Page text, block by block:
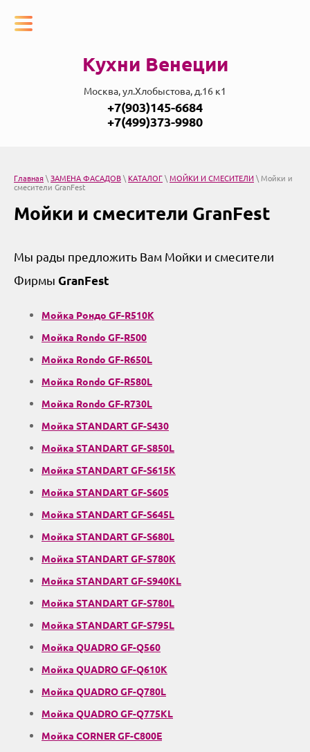
Кухни Венеции
Москва, ул.Хлобыстова, д.16 к1
+7(903)145-6684
+7(499)373-9980
Главная \ ЗАМЕНА ФАСАДОВ \ КАТАЛОГ \ МОЙКИ И СМЕСИТЕЛИ \ Мойки и
смесители GranFest
Мойки и смесители GranFest
Мы рады предложить Вам Мойки и смесители
Фирмы GranFest
Мойка Рондо GF-R510K
Мойка Rondo GF-R500
Мойка Rondo GF-R650L
Мойка Rondo GF-R580L
Мойка Rondo GF-R730L
Мойка STANDART GF-S430
Мойка STANDART GF-S850L
Мойка STANDART GF-S615K
Мойка STANDART GF-S605
Мойка STANDART GF-S645L
Мойка STANDART GF-S680L
Мойка STANDART GF-S780K
Мойка STANDART GF-S940KL
Мойка STANDART GF-S780L
Мойка STANDART GF-S795L
Мойка QUADRO GF-Q560
Мойка QUADRO GF-Q610K
Мойка QUADRO GF-Q780L
Мойка QUADRO GF-Q775KL
Мойка CORNER GF-C800Е